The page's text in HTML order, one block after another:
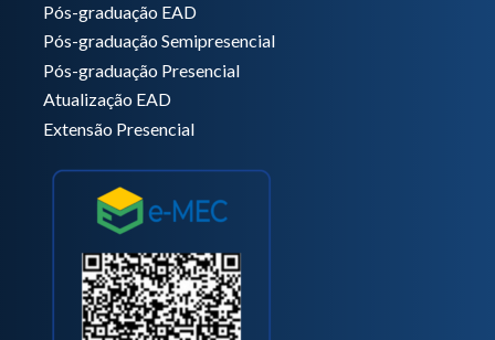
Pós-graduação EAD
Pós-graduação Semipresencial
Pós-graduação Presencial
Atualização EAD
Extensão Presencial